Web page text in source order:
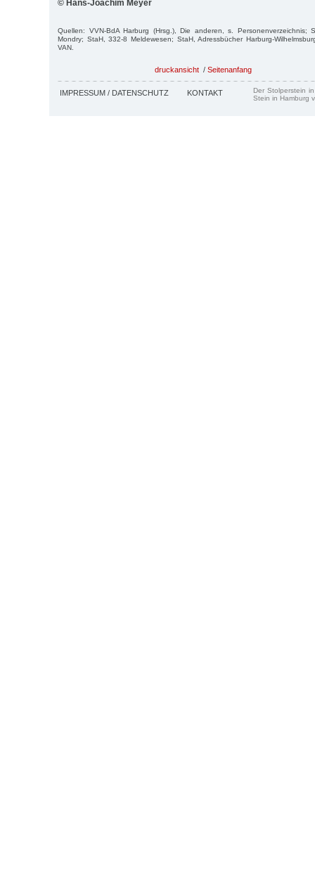
© Hans-Joachim Meyer
Quellen: VVN-BdA Harburg (Hrsg.), Die anderen, s. Personenverzeichnis;
Mondry; StaH, 332-8 Meldewesen; StaH, Adressbücher Harburg-
VAN.
druckansicht / Seitenanfang
IMPRESSUM / DATENSCHUTZ KONTAKT
Der Stolperstein
Stein in Hamburg